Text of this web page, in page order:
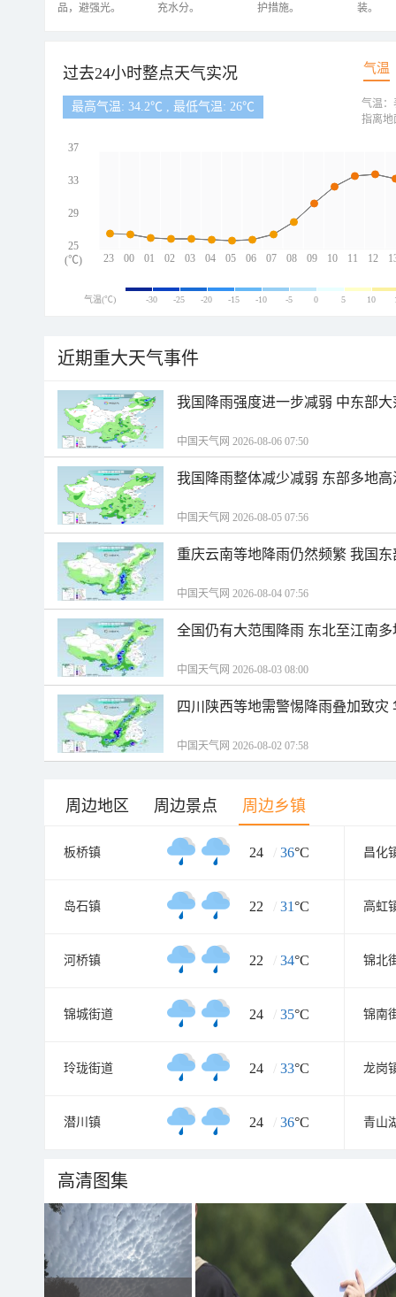
品，避强光。
充水分。
护措施。
装。
过去24小时整点天气实况 气温
最高气温: 34.2℃ , 最低气温: 26℃
23 00 01 02 03 04 05 06 07 08 09 10 11 12
37
33
29
25
(℃)
气温：
指离地
气温(℃) -30 -25 -20 -15 -10 -5 0 5 10
近期重大天气事件
我国降雨强度进一步减弱 中东部
中国天气网 2026-08-06 07:50
我国降雨整体减少减弱 东部多地
中国天气网 2026-08-05 07:56
重庆云南等地降雨仍然频繁 我国
中国天气网 2026-08-04 07:56
全国仍有大范围降雨 东北至江南
中国天气网 2026-08-03 08:00
四川陕西等地需警惕降雨叠加致
中国天气网 2026-08-02 07:58
周边地区 周边景点 周边乡镇
板桥镇 24 / 36°C 昌化
岛石镇 22 / 31°C 高虹
河桥镇 22 / 34°C 锦北
锦城街道 24 / 35°C 锦南
玲珑街道 24 / 33°C 龙岗
潜川镇 24 / 36°C 青山
高清图集